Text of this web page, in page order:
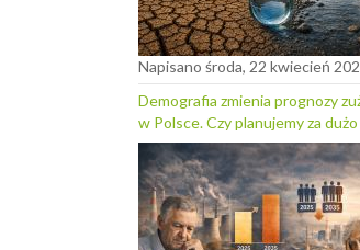
Napisano środa, 22 kwiecień
Demografia zmienia prognozy
w Polsce. Czy planujemy za dużo